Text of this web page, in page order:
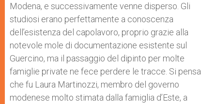
Modena, e successivamente venne disperso. Gli
studiosi erano perfettamente a conoscenza
dell’esistenza del capolavoro, proprio grazie alla
notevole mole di documentazione esistente sul
Guercino, ma il passaggio del dipinto per molte
famiglie private ne fece perdere le tracce. Si pensa
che fu Laura Martinozzi, membro del governo
modenese molto stimata dalla famiglia d’Este, a